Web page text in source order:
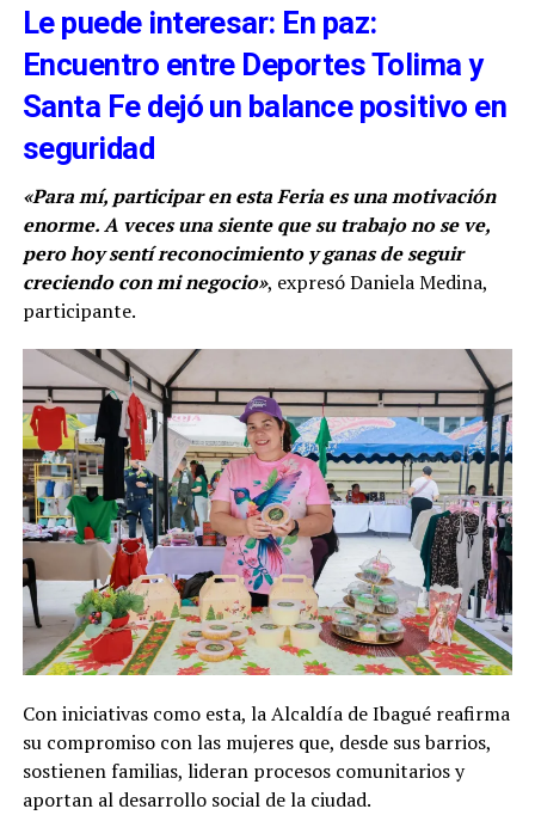
Le puede interesar: En paz:
Encuentro entre Deportes Tolima y
Santa Fe dejó un balance positivo en
seguridad
«Para mí, participar en esta Feria es una motivación
enorme. A veces una siente que su trabajo no se ve,
pero hoy sentí reconocimiento y ganas de seguir
creciendo con mi negocio», expresó Daniela Medina,
participante.
Con iniciativas como esta, la Alcaldía de Ibagué reafirma
su compromiso con las mujeres que, desde sus barrios,
sostienen familias, lideran procesos comunitarios y
aportan al desarrollo social de la ciudad.